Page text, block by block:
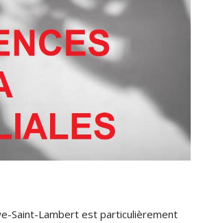
Saint-Lambert est particulièrement